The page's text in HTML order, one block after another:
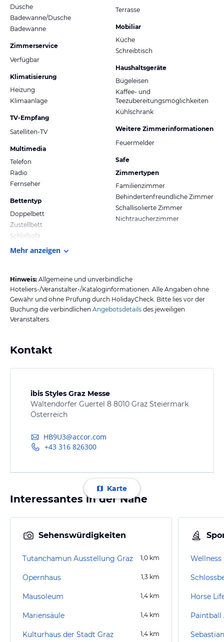
Dusche
Badewanne/Dusche
Badewanne
Zimmerservice
Verfügbar
Klimatisierung
Heizung
Klimaanlage
TV-Empfang
Satelliten-TV
Multimedia
Telefon
Radio
Fernseher
Bettentyp
Doppelbett
Zustellbett
Schlafsofa
Terrasse
Mobiliar
Küche
Schreibtisch
Haushaltsgeräte
Bügeleisen
Kaffee- und
Teezubereitungsmöglichkeiten
Kühlschrank
Weitere Zimmerinformationen
Feuermelder
Safe
Zimmertypen
Familienzimmer
Behindertenfreundliche Zimmer
Schallisolierte Zimmer
Nichtraucherzimmer
Mehr anzeigen
Hinweis: Allgemeine und unverbindliche
Hoteliers-/Veranstalter-/Kataloginformationen. Alle Angaben ohne
Gewähr und ohne Prüfung durch HolidayCheck. Bitte lies vor der
Buchung die verbindlichen Angebotsdetails des jeweiligen
Veranstalters.
Kontakt
ibis Styles Graz Messe
Waltendorfer Guertel 8 8010 Graz Steiermark
Österreich
HB9U3@accor.com
+43 316 826300
Karte
Interessantes in der Nähe
Sehenswürdigkeiten
Tutanchamun Ausstellung Graz 1,0 km
Opernhaus 1,3 km
Mausoleum 1,4 km
Mariensäule 1,4 km
Kulturhaus der Stadt Graz 1,4 km
Wellness
Horse
Paintball